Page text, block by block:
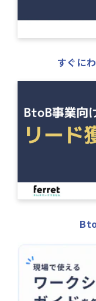
すぐに